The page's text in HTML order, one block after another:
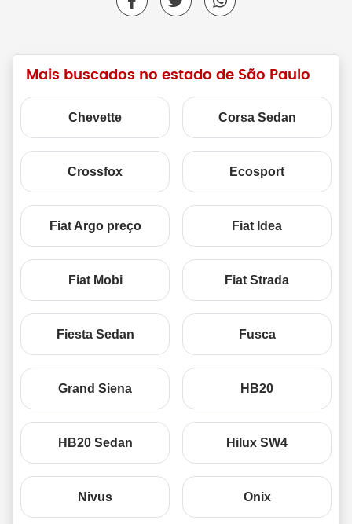
Mais buscados no estado de São Paulo
Chevette Corsa Sedan
Crossfox Ecosport
Fiat Argo preço Fiat Idea
Fiat Mobi Fiat Strada
Fiesta Sedan Fusca
Grand Siena HB20
HB20 Sedan Hilux SW4
Nivus Onix